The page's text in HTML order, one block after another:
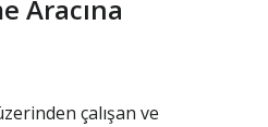
Aracına
çalışan ve